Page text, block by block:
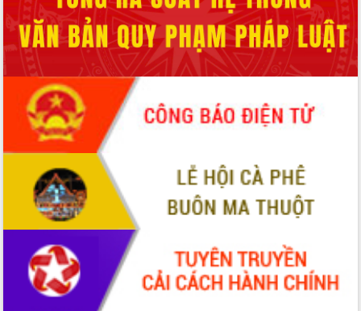
Đắk Lắk công bố Quy hoạch và xúc
tiến đầu tư tỉnh
Ngành cá ngừ Đắk Lắk chủ động thích
ứng để giữ vững thị trường xuất khẩu
Diễn đàn Kinh tế tư nhân Việt Nam đột
phá cơ chế - Hợp tác công tư
Đề án 06 tạo bước ngoặt đột phá trong
cải cách hành chính tỉnh Đắk Lắk
Kết nối tour, đẩy mạnh chuyển đổi số
để phát triển du lịch Đắk Lắk
Khởi động Dự án Đầu tư xây dựng hạ
tầng kỹ thuật Cụm công nghiệp Tân
Gặp mặt các cơ quan báo chí nhân Kỷ
niệm 101 năm Ngày Báo chí Cách
mạng Việt Nam
Đắk Lắk sơ kết 4 năm triển khai thực